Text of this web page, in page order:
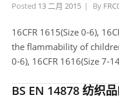
Posted 13 二月 2015 By
16CFR 1615(Size 0-6),
the flammability of
0-6), 16CFR 1616(Size 7-
BS EN 14878 纺织